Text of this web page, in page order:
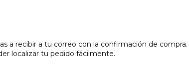
a recibir a tu correo con la confirmación de
localizar tu pedido fácilmente.